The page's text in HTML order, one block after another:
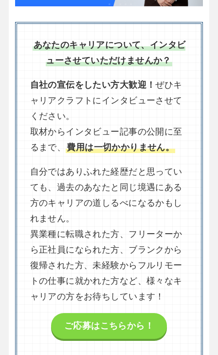
あなたのキャリアについて、インタビ
ューさせていただけませんか？
自社の宣伝をしたい方大歓迎！ぜひキ
ャリアクラフトにインタビューさせて
ください。
取材からインタビュー記事の公開に至
るまで、費用は一切かかりません。
自分ではありふれた経歴だと思ってい
ても、過去のあなたと同じ境遇にある
方のキャリアの道しるべになるかもし
れません。
異業種に転職された方、フリーターか
ら正社員になられた方、ブランクから
復帰された方、未経験からフルリモー
トの仕事に就かれた方など、様々なキ
ャリアの方をお待ちしています！
ご応募はこちらから！